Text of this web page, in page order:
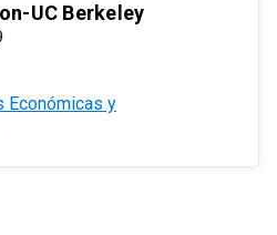
UC Berkeley
Económicas y